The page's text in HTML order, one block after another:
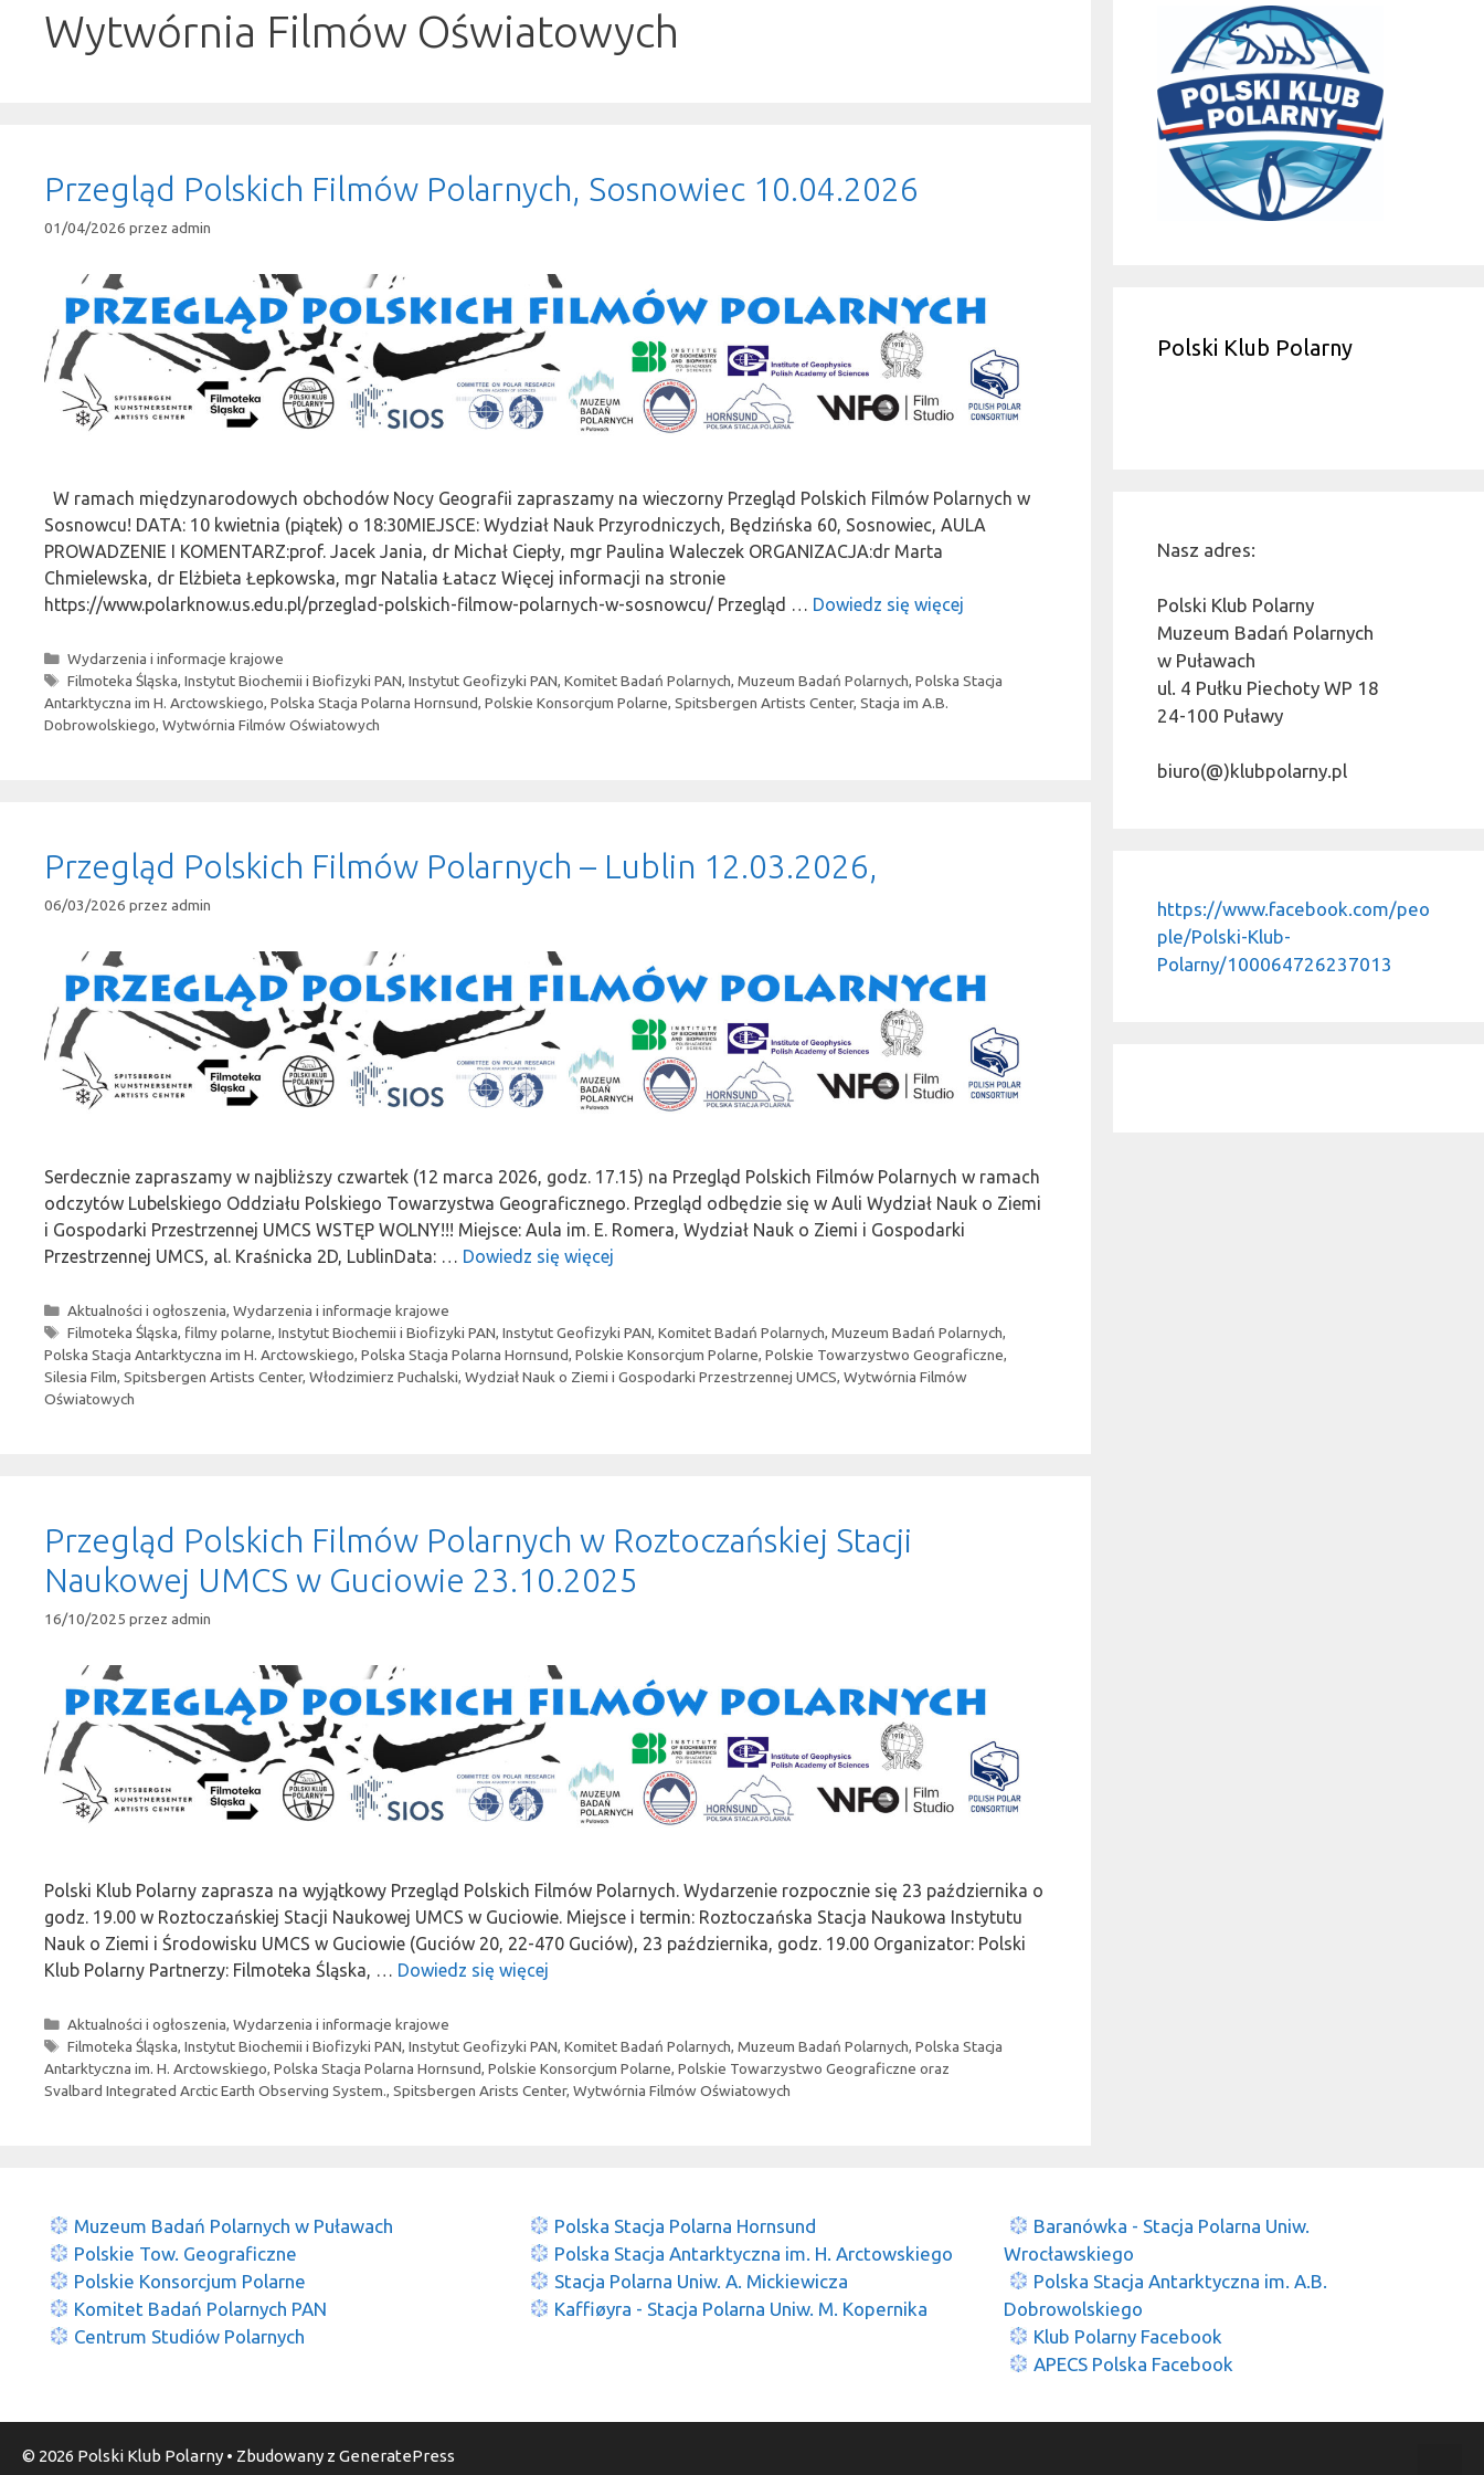
Wytwórnia Filmów Oświatowych
Przegląd Polskich Filmów Polarnych, Sosnowiec 10.04.2026
01/04/2026 przez admin
W ramach międzynarodowych obchodów Nocy Geografii zapraszamy na wieczorny Przegląd Polskich Filmów Polarnych w
Sosnowcu! DATA: 10 kwietnia (piątek) o 18:30MIEJSCE: Wydział Nauk Przyrodniczych, Będzińska 60, Sosnowiec, AULA
PROWADZENIE I KOMENTARZ:prof. Jacek Jania, dr Michał Ciepły, mgr Paulina Waleczek ORGANIZACJA:dr Marta
Chmielewska, dr Elżbieta Łepkowska, mgr Natalia Łatacz Więcej informacji na stronie
https://www.polarknow.us.edu.pl/przeglad-polskich-filmow-polarnych-w-sosnowcu/ Przegląd … Dowiedz się więcej
Kategorie
Wydarzenia i informacje krajowe
Tagi
Filmoteka Śląska,Instytut Biochemii i Biofizyki PAN,Instytut Geofizyki PAN,Komitet Badań Polarnych,Muzeum Badań Polarnych,Polska Stacja
Antarktyczna im H. Arctowskiego, Polska Stacja Polarna Hornsund, Polskie Konsorcjum Polarne, Spitsbergen Artists Center, Stacja im A.B.
Dobrowolskiego, Wytwórnia Filmów Oświatowych
Przegląd Polskich Filmów Polarnych – Lublin 12.03.2026,
06/03/2026 przez admin
Serdecznie zapraszamy w najbliższy czwartek (12 marca 2026, godz. 17.15) na Przegląd Polskich Filmów Polarnych w ramach
odczytów Lubelskiego Oddziału Polskiego Towarzystwa Geograficznego. Przegląd odbędzie się w Auli Wydział Nauk o Ziemi
i Gospodarki Przestrzennej UMCS WSTĘP WOLNY!!! Miejsce: Aula im. E. Romera, Wydział Nauk o Ziemi i Gospodarki
Przestrzennej UMCS, al. Kraśnicka 2D, LublinData: … Dowiedz się więcej
Kategorie
Aktualności i ogłoszenia,Wydarzenia i informacje krajowe
Tagi
Filmoteka Śląska, filmy polarne,Instytut Biochemii i Biofizyki PAN,Instytut Geofizyki PAN,Komitet Badań Polarnych,Muzeum Badań Polarnych,
Polska Stacja Antarktyczna im H. Arctowskiego, Polska Stacja Polarna Hornsund, Polskie Konsorcjum Polarne, Polskie Towarzystwo Geograficzne,
Silesia Film, Spitsbergen Artists Center, Włodzimierz Puchalski, Wydział Nauk o Ziemi i Gospodarki Przestrzennej UMCS, Wytwórnia Filmów
Oświatowych
Przegląd Polskich Filmów Polarnych w Roztoczańskiej Stacji
Naukowej UMCS w Guciowie 23.10.2025
16/10/2025 przez admin
Polski Klub Polarny zaprasza na wyjątkowy Przegląd Polskich Filmów Polarnych. Wydarzenie rozpocznie się 23 października o
godz. 19.00 w Roztoczańskiej Stacji Naukowej UMCS w Guciowie. Miejsce i termin: Roztoczańska Stacja Naukowa Instytutu
Nauk o Ziemi i Środowisku UMCS w Guciowie (Guciów 20, 22-470 Guciów), 23 października, godz. 19.00 Organizator: Polski
Klub Polarny Partnerzy: Filmoteka Śląska, … Dowiedz się więcej
Kategorie
Aktualności i ogłoszenia,Wydarzenia i informacje krajowe
Tagi
Filmoteka Śląska,Instytut Biochemii i Biofizyki PAN,Instytut Geofizyki PAN,Komitet Badań Polarnych,Muzeum Badań Polarnych,Polska Stacja
Antarktyczna im. H. Arctowskiego, Polska Stacja Polarna Hornsund, Polskie Konsorcjum Polarne, Polskie Towarzystwo Geograficzne oraz
Svalbard Integrated Arctic Earth Observing System., Spitsbergen Arists Center, Wytwórnia Filmów Oświatowych
Polski Klub Polarny
Nasz adres:
Polski Klub Polarny
Muzeum Badań Polarnych
w Puławach
ul. 4 Pułku Piechoty WP 18
24-100 Puławy
biuro(@)klubpolarny.pl
https://www.facebook.com/peo
ple/Polski-Klub-
Polarny/100064726237013
Muzeum Badań Polarnych w Puławach
Polskie Tow. Geograficzne
Polskie Konsorcjum Polarne
Komitet Badań Polarnych PAN
Centrum Studiów Polarnych
Polska Stacja Polarna Hornsund
Polska Stacja Antarktyczna im. H. Arctowskiego
Stacja Polarna Uniw. A. Mickiewicza
Kaffiøyra - Stacja Polarna Uniw. M. Kopernika
Baranówka - Stacja Polarna Uniw.
Wrocławskiego
Polska Stacja Antarktyczna im. A.B.
Dobrowolskiego
Klub Polarny Facebook
APECS Polska Facebook
© 2026 Polski Klub Polarny • Zbudowany z GeneratePress